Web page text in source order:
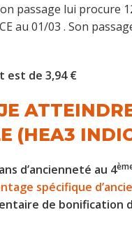
passage lui procure
au 01/03 . Son
est de 3,94 €
(HEA3
d’ancienneté au 4
spécifique
de bonification